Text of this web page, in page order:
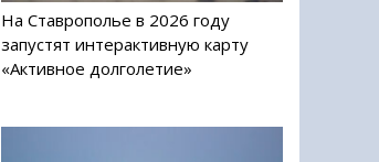
На Ставрополье в 2026 году
запустят интерактивную карту
«Активное долголетие»